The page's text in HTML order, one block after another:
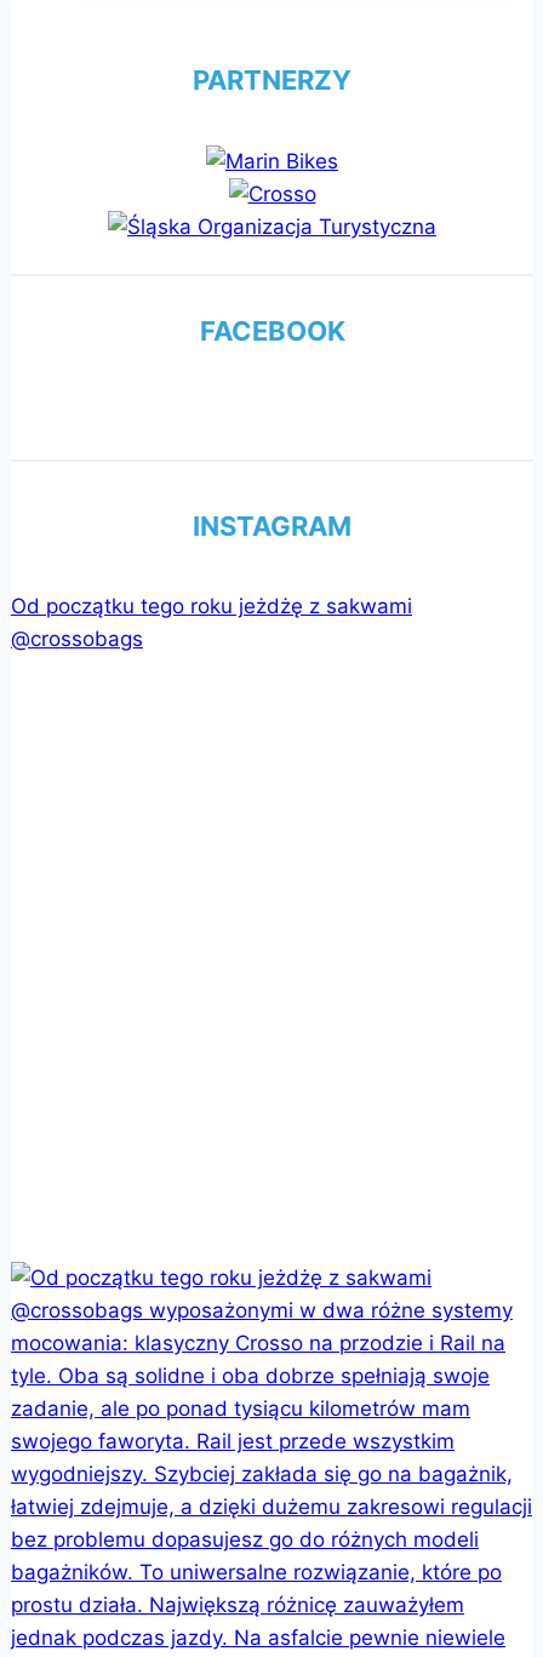
PARTNERZY
FACEBOOK
INSTAGRAM
Od początku tego roku jeżdżę z sakwami
@crossobags